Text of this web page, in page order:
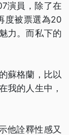
演員，除了在
度被票選為20
力。而私下的
蘇格蘭，比以
我的人生中，
他詮釋性感又